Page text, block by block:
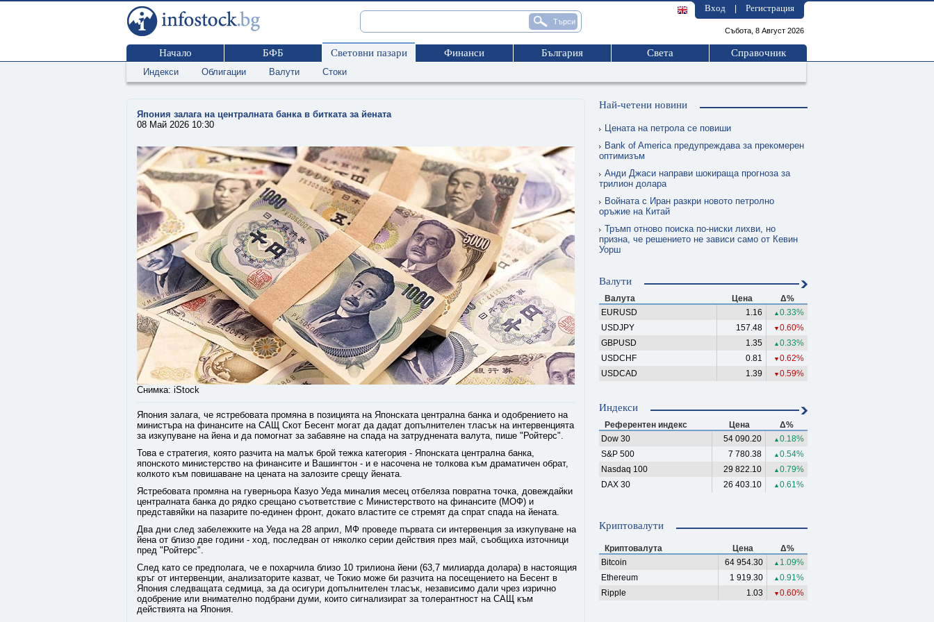
Вход Регистрация
Събота, 8 Август 2026
Начало БФБ Световни пазари Финанси България Света Справочник
Индекси Облигации Валути Стоки
Япония залага на централната банка в битката за йената
08 Май 2026 10:30
Снимка: iStock
Япония залага, че ястребовата промяна в позицията на Японската централна банка и одобрението на
министъра на финансите на САЩ Скот Бесент могат да дадат допълнителен тласък на интервенцията
за изкупуване на йена и да помогнат за забавяне на спада на затруднената валута, пише "Ройтерс".
Това е стратегия, която разчита на малък брой тежка категория - Японската централна банка,
японското министерство на финансите и Вашингтон - и е насочена не толкова към драматичен обрат,
колкото към повишаване на цената на залозите срещу йената.
Ястребовата промяна на гуверньора Казуо Уеда миналия месец отбеляза повратна точка, довеждайки
централната банка до рядко срещано съответствие с Министерството на финансите (МОФ) и
представяйки на пазарите по-единен фронт, докато властите се стремят да спрат спада на йената.
Два дни след забележките на Уеда на 28 април, МФ проведе първата си интервенция за изкупуване на
йена от близо две години - ход, последван от няколко серии действия през май, съобщиха източници
пред "Ройтерс".
След като се предполага, че е похарчила близо 10 трилиона йени (63,7 милиарда долара) в настоящия
кръг от интервенции, анализаторите казват, че Токио може би разчита на посещението на Бесент в
Япония следващата седмица, за да осигури допълнителен тласък, независимо дали чрез изрично
одобрение или внимателно подбрани думи, които сигнализират за толерантност на САЩ към
действията на Япония.
Най-четени новини
Цената на петрола се повиши
Bank of America предупреждава за прекомерен
оптимизъм
Анди Джаси направи шокираща прогноза за
трилион долара
Войната с Иран разкри новото петролно
оръжие на Китай
Тръмп отново поиска по-ниски лихви, но
призна, че решението не зависи само от Кевин
Уорш
Валути
Валута Цена
Δ%
EURUSD
1.16 ▲ 0.33%
USDJPY
157.48 ▼ 0.60%
GBPUSD
1.35 ▲ 0.33%
USDCHF
0.81 ▼ 0.62%
USDCAD
1.39 ▼ 0.59%
Индекси
Референтен индекс Цена
Δ%
Dow 30
54 090.20 ▲ 0.18%
S&P 500
7 780.38 ▲ 0.54%
Nasdaq 100
29 822.10 ▲ 0.79%
DAX 30
26 403.10 ▲ 0.61%
Криптовалути
Криптовалута Цена
Δ%
Bitcoin
64 954.30 ▲ 1.09%
Ethereum
1 919.30 ▲ 0.91%
Ripple
1.03 ▼ 0.60%